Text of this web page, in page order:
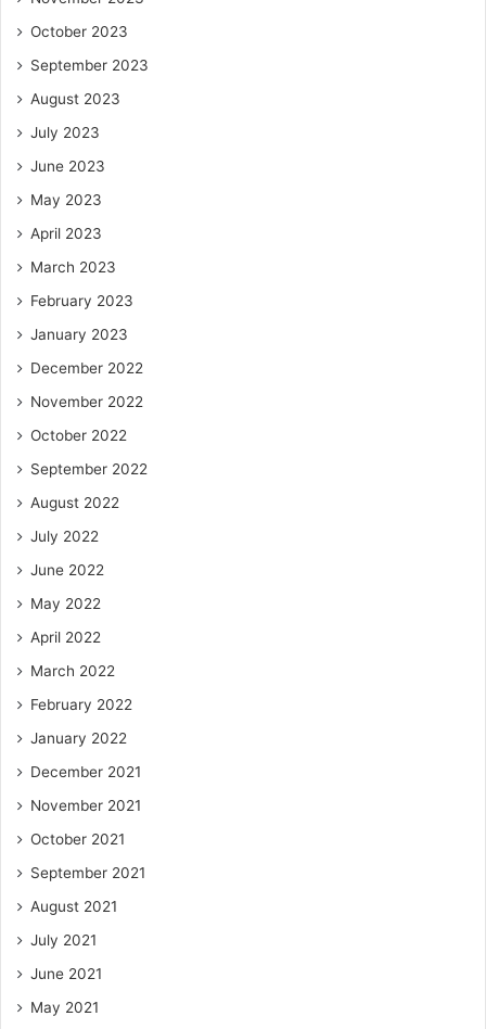
October 2023
September 2023
August 2023
July 2023
June 2023
May 2023
April 2023
March 2023
February 2023
January 2023
December 2022
November 2022
October 2022
September 2022
August 2022
July 2022
June 2022
May 2022
April 2022
March 2022
February 2022
January 2022
December 2021
November 2021
October 2021
September 2021
August 2021
July 2021
June 2021
May 2021